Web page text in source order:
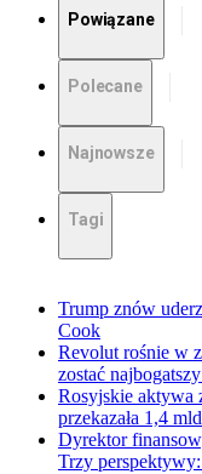
Powiązane
Polecane
Najnowsze
Tagi
Trump znów
Cook
Revolut rośnie w
zostać
Rosyjskie aktywa
przekazała 1,4
Dyrektor
Trzy